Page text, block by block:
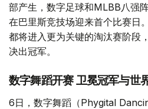
部产生，数字足球和MLBB八强
在巴里斯竞技场迎来首个比赛日
都将进入更为关键的淘汰赛阶段
决出冠军。
数字舞蹈开赛 卫冕冠军与世
6日，数字舞蹈（Phygital